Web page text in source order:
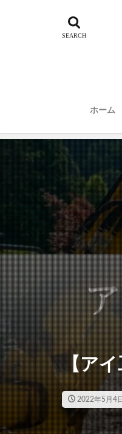
ホーム
【アイ
2022年5月4日